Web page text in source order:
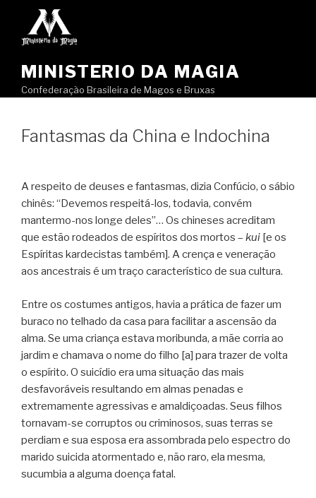
MINISTERIO DA MAGIA
Confederação Brasileira de Magos e Bruxas
Fantasmas da China e Indochina
A respeito de deuses e fantasmas, dizia Confúcio, o sábio
chinês: “Devemos respeitá-los, todavia, convém
mantermo-nos longe deles”… Os chineses acreditam
que estão rodeados de espíritos dos mortos – kui [e os
Espíritas kardecistas também]. A crença e veneração
aos ancestrais é um traço característico de sua cultura.
Entre os costumes antigos, havia a prática de fazer um
buraco no telhado da casa para facilitar a ascensão da
alma. Se uma criança estava moribunda, a mãe corria ao
jardim e chamava o nome do filho [a] para trazer de volta
o espírito. O suicídio era uma situação das mais
desfavoráveis resultando em almas penadas e
extremamente agressivas e amaldiçoadas. Seus filhos
tornavam-se corruptos ou criminosos, suas terras se
perdiam e sua esposa era assombrada pelo espectro do
marido suicida atormentado e, não raro, ela mesma,
sucumbia a alguma doença fatal.